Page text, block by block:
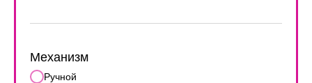
Механизм
Ручной